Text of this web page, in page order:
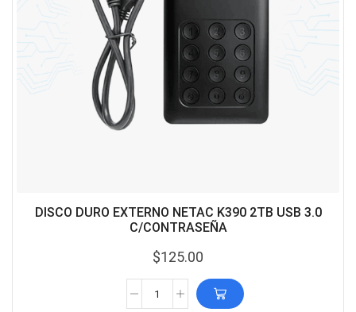
DISCO DURO EXTERNO NETAC K390 2TB USB 3.0
C/CONTRASEÑA
$125.00